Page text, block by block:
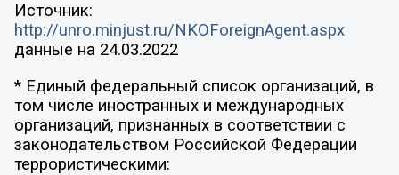
Источник:
http://unro.minjust.ru/NKOForeignAgent.aspx
данные на 24.03.2022
* Единый федеральный список организаций, в
том числе иностранных и международных
организаций, признанных в соответствии с
законодательством Российской Федерации
террористическими: